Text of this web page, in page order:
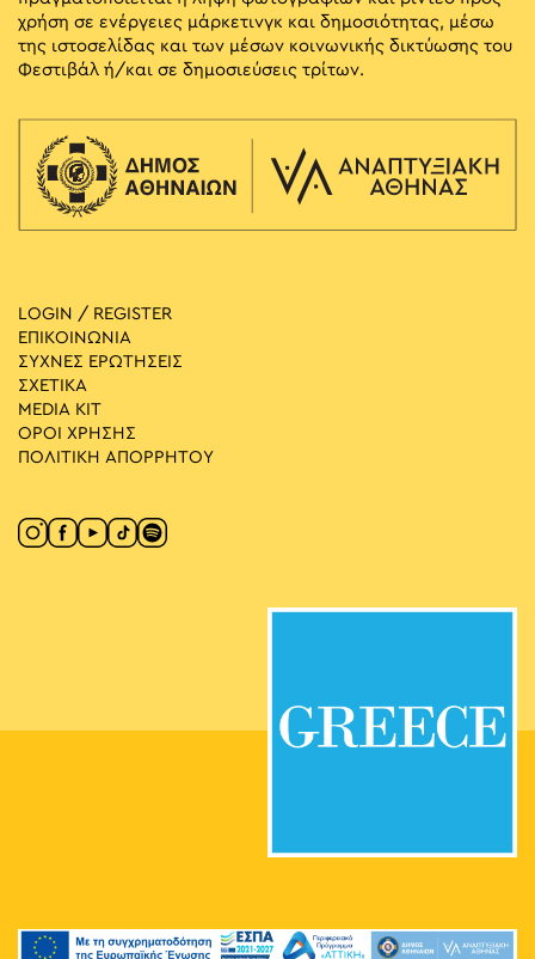
χρήση σε ενέργειες μάρκετινγκ και δημοσιότητας, μέσω
της ιστοσελίδας και των μέσων κοινωνικής δικτύωσης του
Φεστιβάλ ή/και σε δημοσιεύσεις τρίτων.
LOGIN / REGISTER
ΕΠΙΚΟΙΝΩΝΙΑ
ΣΥΧΝΕΣ ΕΡΩΤΗΣΕΙΣ
ΣΧΕΤΙΚΑ
MEDIA ΚIT
ΟΡΟΙ ΧΡΗΣΗΣ
ΠΟΛΙΤΙΚΗ ΑΠΟΡΡΗΤΟΥ